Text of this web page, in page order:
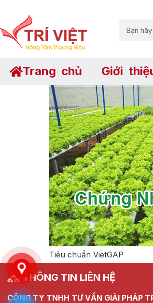
Trang chủ Giới
Tiêu chuẩn VietGAP
THÔNG TIN LIÊN HỆ
CÔNG TY TNHH TƯ VẤN GIẢI PHÁP